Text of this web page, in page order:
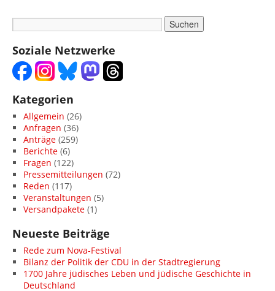
Soziale Netzwerke
Kategorien
Allgemein (26)
Anfragen (36)
Anträge (259)
Berichte (6)
Fragen (122)
Pressemitteilungen (72)
Reden (117)
Veranstaltungen (5)
Versandpakete (1)
Neueste Beiträge
Rede zum Nova-Festival
Bilanz der Politik der CDU in der Stadtregierung
1700 Jahre jüdisches Leben und jüdische Geschichte in
Deutschland